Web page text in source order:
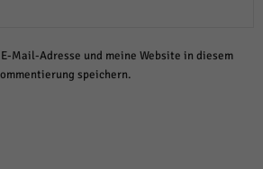
Mail-Adresse und meine Website in diesem
speichern.